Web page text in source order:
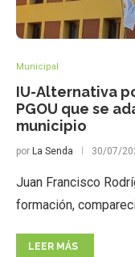
Municipal
IU-Alternativa
PGOU que se
municipio
por La Senda 30/07/
Juan Francisco
formación,
LEER MÁS